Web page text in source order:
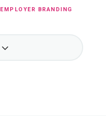
EMPLOYER BRANDING